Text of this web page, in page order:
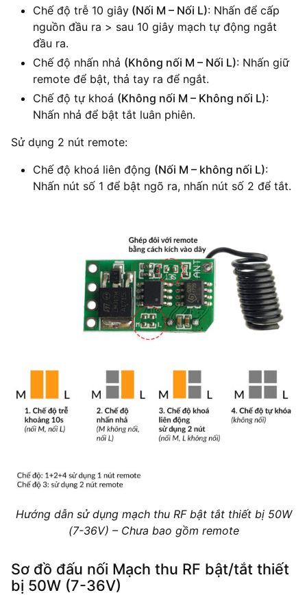
Chế độ trễ 10 giây (Nối M – Nối L): Nhấn để cấp
nguồn đầu ra > sau 10 giây mạch tự động ngắt
đầu ra.
Chế độ nhấn nhả (Không nối M – Nối L): Nhấn giữ
remote để bật, thả tay ra để ngắt.
Chế độ tự khoá (Không nối M – Không nối L):
Nhấn nhả để bật tắt luân phiên.
Sử dụng 2 nút remote:
Chế độ khoá liên động (Nối M – không nối L):
Nhấn nút số 1 để bật ngõ ra, nhấn nút số 2 để tắt.
Hướng dẫn sử dụng mạch thu RF bật tắt thiết bị 50W
(7-36V) – Chưa bao gồm remote
Sơ đồ đấu nối Mạch thu RF bật/tắt thiết
bị 50W (7-36V)